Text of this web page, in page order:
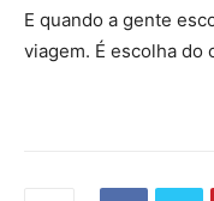
E quando a gente
viagem. É escolha do